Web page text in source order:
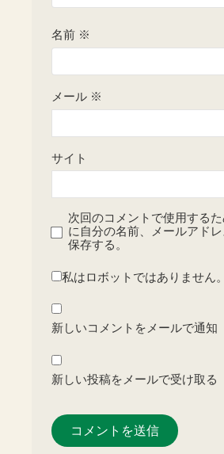
名前 ※
メール ※
サイト
次回のコメントで使用する
に自分の名前、メールアド
保存する。
私はロボットではありません。
新しいコメントをメールで通知
新しい投稿をメールで受け取る